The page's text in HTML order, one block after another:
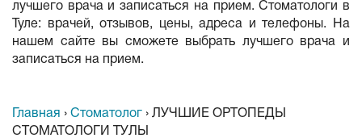
лучшего врача и записаться на прием. Стоматологи в
Туле: врачей, отзывов, цены, адреса и телефоны. На
нашем сайте вы сможете выбрать лучшего врача и
записаться на прием.
Главная › Стоматолог › ЛУЧШИЕ ОРТОПЕДЫ
СТОМАТОЛОГИ ТУЛЫ